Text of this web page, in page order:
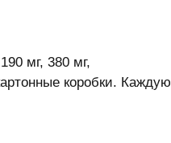
мг, 380 мг,
коробки. Каждую